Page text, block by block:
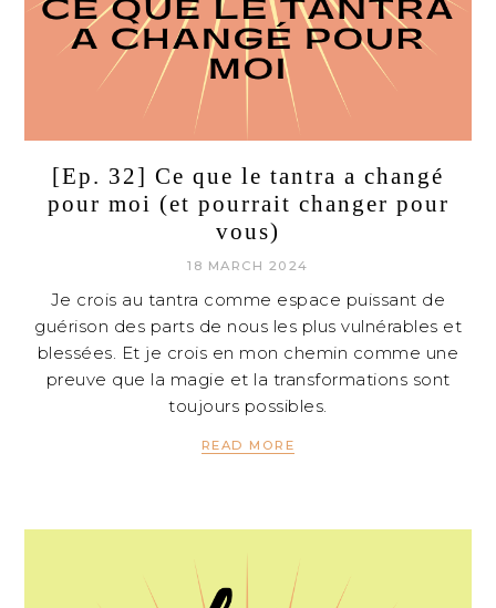
[Ep. 32] Ce que le tantra a changé
pour moi (et pourrait changer pour
vous)
18 MARCH 2024
Je crois au tantra comme espace puissant de
guérison des parts de nous les plus vulnérables et
blessées. Et je crois en mon chemin comme une
preuve que la magie et la transformations sont
toujours possibles.
READ MORE